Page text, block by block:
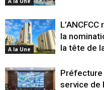
A la Une
la
la tête de
Préfecture
service de